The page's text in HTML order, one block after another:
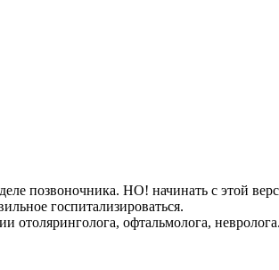
позвоночника. НО! начинать с этой
госпитализироваться.
отоляринголога, офтальмолога,